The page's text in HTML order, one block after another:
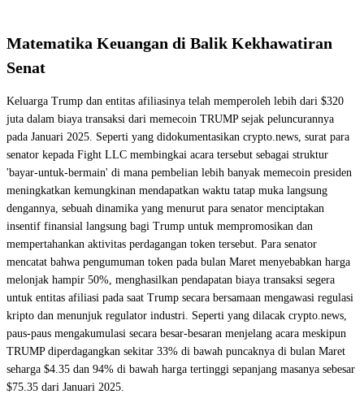
Matematika Keuangan di Balik Kekhawatiran
Senat
Keluarga Trump dan entitas afiliasinya telah memperoleh lebih dari $320
juta dalam biaya transaksi dari memecoin TRUMP sejak peluncurannya
pada Januari 2025. Seperti yang didokumentasikan crypto.news, surat para
senator kepada Fight LLC membingkai acara tersebut sebagai struktur
'bayar-untuk-bermain' di mana pembelian lebih banyak memecoin presiden
meningkatkan kemungkinan mendapatkan waktu tatap muka langsung
dengannya, sebuah dinamika yang menurut para senator menciptakan
insentif finansial langsung bagi Trump untuk mempromosikan dan
mempertahankan aktivitas perdagangan token tersebut. Para senator
mencatat bahwa pengumuman token pada bulan Maret menyebabkan harga
melonjak hampir 50%, menghasilkan pendapatan biaya transaksi segera
untuk entitas afiliasi pada saat Trump secara bersamaan mengawasi regulasi
kripto dan menunjuk regulator industri. Seperti yang dilacak crypto.news,
paus-paus mengakumulasi secara besar-besaran menjelang acara meskipun
TRUMP diperdagangkan sekitar 33% di bawah puncaknya di bulan Maret
seharga $4.35 dan 94% di bawah harga tertinggi sepanjang masanya sebesar
$75.35 dari Januari 2025.